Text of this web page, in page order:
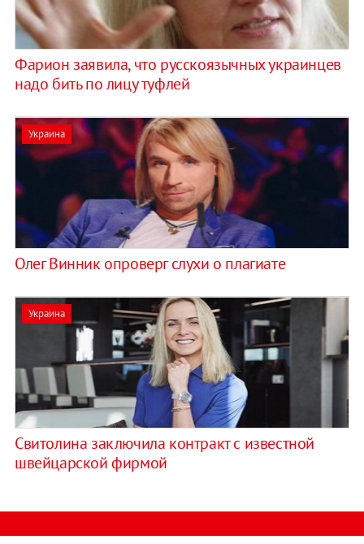
Фарион заявила, что русскоязычных украинцев
надо бить по лицу туфлей
Украина
Олег Винник опроверг слухи о плагиате
Украина
Свитолина заключила контракт с известной
швейцарской фирмой